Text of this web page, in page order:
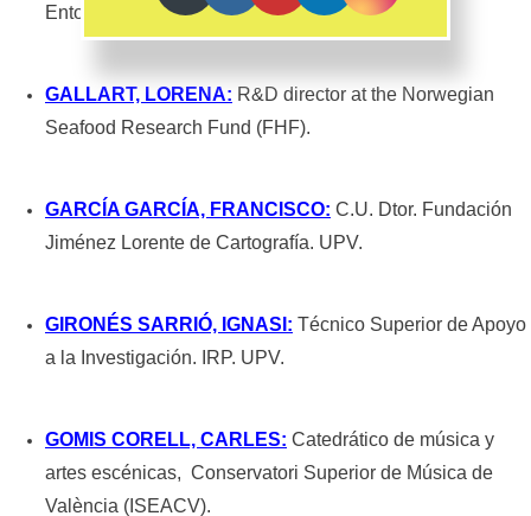
Entorno, Departamento Pintura. UPV.
GALLART, LORENA: R&D director at the Norwegian
Seafood Research Fund (FHF).
GARCÍA GARCÍA, FRANCISCO: C.U. Dtor. Fundación
Jiménez Lorente de Cartografía. UPV.
GIRONÉS SARRIÓ, IGNASI : Técnico Superior de Apoyo
a la Investigación. IRP. UPV.
GOMIS CORELL, CARLES: Catedrático de música y
artes escénicas, Conservatori Superior de Música de
València (ISEACV).